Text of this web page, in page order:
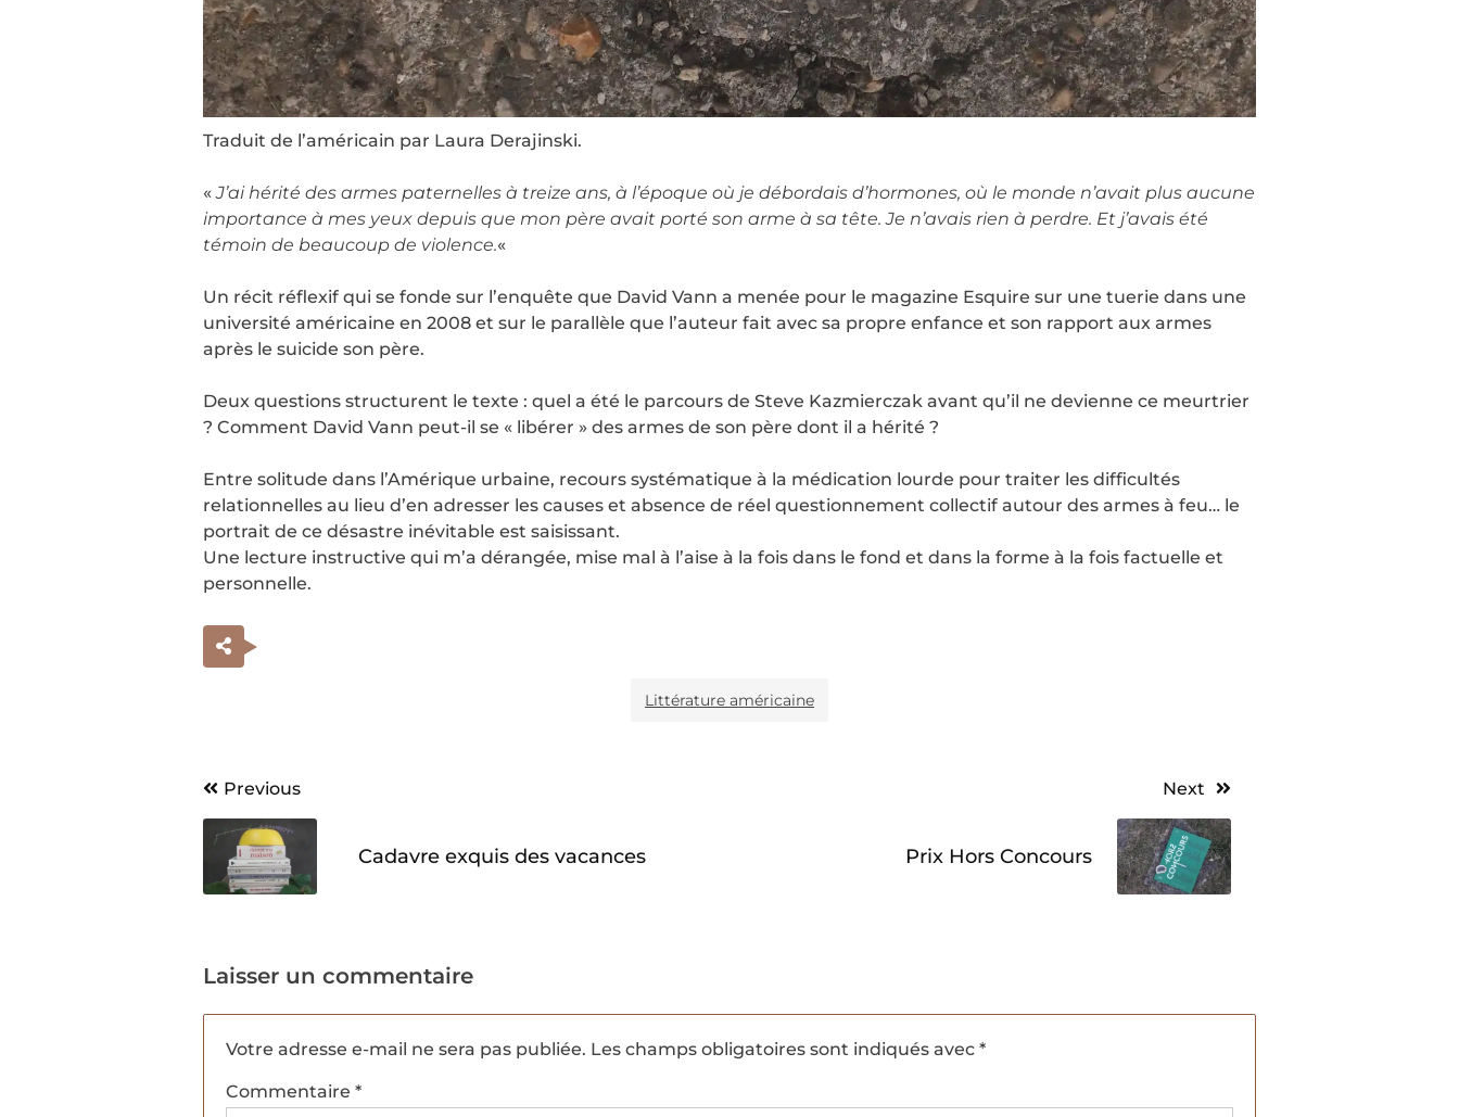
Traduit de l’américain par Laura Derajinski.
«J’ai hérité des armes paternelles à treize ans, à l’époque où je débordais d’hormones, où le monde n’avait plus aucune
importance à mes yeux depuis que mon père avait porté son arme à sa tête. Je n’avais rien à perdre. Et j’avais été
témoin de beaucoup de violence.«
Un récit réflexif qui se fonde sur l’enquête que David Vann a menée pour le magazine Esquire sur une tuerie dans une
université américaine en 2008 et sur le parallèle que l’auteur fait avec sa propre enfance et son rapport aux armes
après le suicide son père.
Deux questions structurent le texte : quel a été le parcours de Steve Kazmierczak avant qu’il ne devienne ce meurtrier
? Comment David Vann peut-il se « libérer » des armes de son père dont il a hérité ?
Entre solitude dans l’Amérique urbaine, recours systématique à la médication lourde pour traiter les difficultés
relationnelles au lieu d’en adresser les causes et absence de réel questionnement collectif autour des armes à feu… le
portrait de ce désastre inévitable est saisissant.
Une lecture instructive qui m’a dérangée, mise mal à l’aise à la fois dans le fond et dans la forme à la fois factuelle et
personnelle.
Littérature américaine
Navigation
de
l’article
Previous
Cadavre exquis des vacances
Next
Prix Hors Concours
Laisser un commentaire
Votre adresse e-mail ne sera pas publiée. Les champs obligatoires sont indiqués avec *
Commentaire *